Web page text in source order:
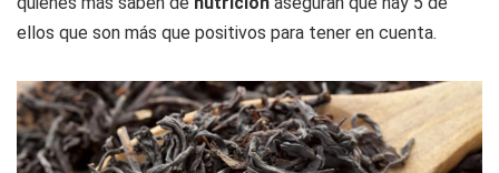
ellos que son más que positivos para tener en cuenta.